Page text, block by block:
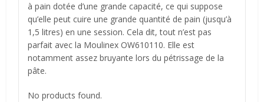
à pain dotée d’une grande capacité, ce qui suppose
qu’elle peut cuire une grande quantité de pain (jusqu’à
1,5 litres) en une session. Cela dit, tout n’est pas
parfait avec la Moulinex OW610110. Elle est
notamment assez bruyante lors du pétrissage de la
pâte.
No products found.